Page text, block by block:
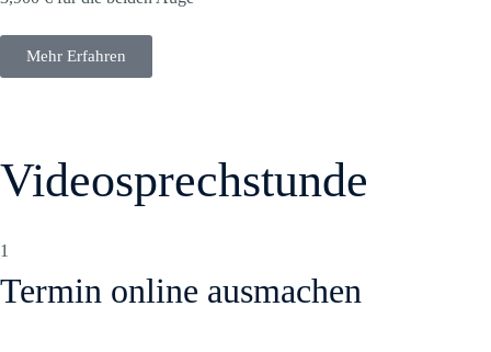
Mehr Erfahren
Videosprechstunde
1
Termin online ausmachen